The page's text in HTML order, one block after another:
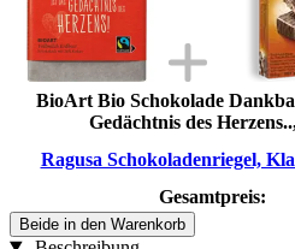
BioArt Bio Schokolade
Gedächtnis des
Ragusa Schokoladenriegel,
Gesamtpreis:
Beide in den Warenkorb